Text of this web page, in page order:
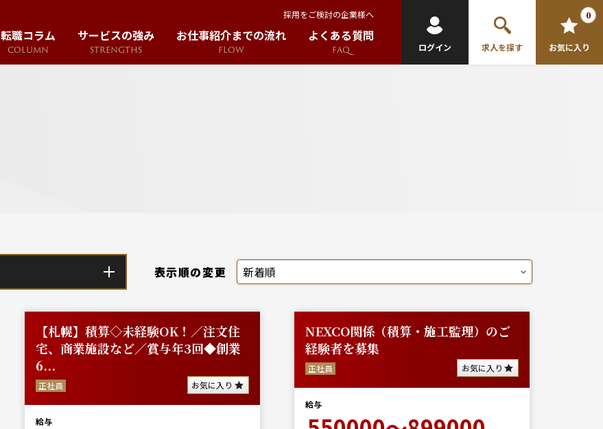
採用をご検討の企業様へ
転職コラム
COLUMN
サービスの強み
STRENGTHS
お仕事紹介までの流れ
FLOW
よくある質問
FAQ ログイン 求人を探す お気に入り
0
表示順の変更
【札幌】積算◇未経験OK！／注文住
宅、商業施設など／賞与年3回◆創業
6...
正社員 お気に入り
給与
NEXCO関係（積算・施工監理）のご
経験者を募集
正社員 お気に入り
給与